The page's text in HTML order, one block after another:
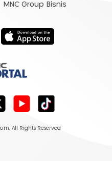
MNC Group Bisnis
, All Rights Reserved